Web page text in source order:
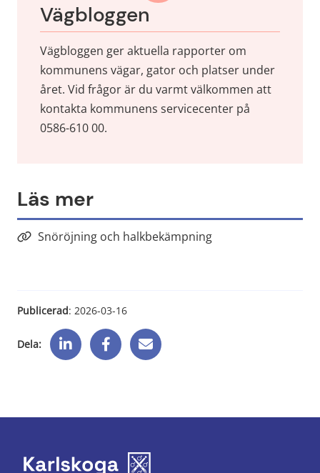
Vägbloggen
Vägbloggen ger aktuella rapporter om
kommunens vägar, gator och platser under
året. Vid frågor är du varmt välkommen att
kontakta kommunens servicecenter på
0586-610 00.
Läs mer
Snöröjning och halkbekämpning
Publicerad: 2026-03-16
Dela: